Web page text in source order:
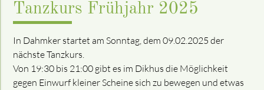
Tanzkurs Frühjahr 2025
In Dahmker startet am Sonntag, dem 09.02.2025 der
nächste Tanzkurs.
Von 19:30 bis 21:00 gibt es im Dikhus die Möglichkeit
gegen Einwurf kleiner Scheine sich zu bewegen und etwas